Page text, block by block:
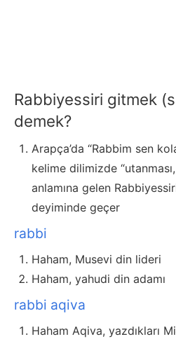
Rabbiyessiri gitmek
demek?
Arapça’da “Rabbim sen
kelime dilimizde “utanması,
anlamına gelen
deyiminde geçer
rabbi
Haham, Musevi din lideri
Haham, yahudi din adamı
rabbi aqiva
Haham Aqiva, yazdıkları